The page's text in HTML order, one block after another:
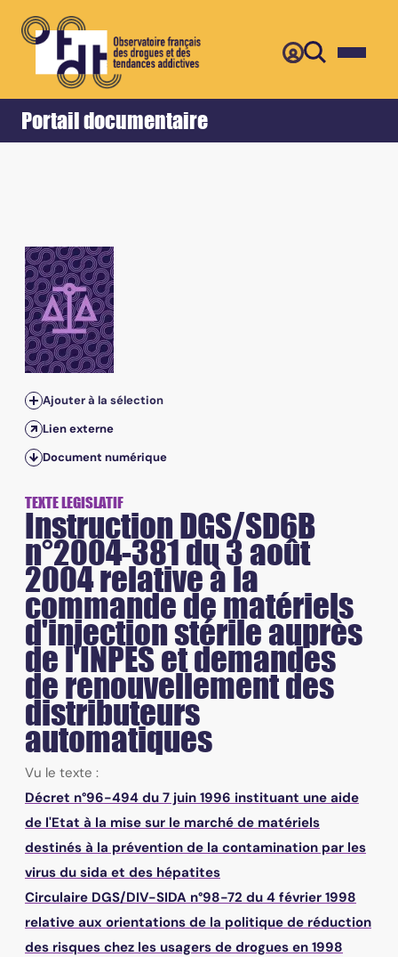
Portail documentaire
Accueil Retour
Ajouter à la sélection
Lien externe
Document numérique
TEXTE LEGISLATIF
Instruction DGS/SD6B
n°2004-381 du 3 août
2004 relative à la
commande de matériels
d'injection stérile auprès
de l'INPES et demandes
de renouvellement des
distributeurs
automatiques
Vu le texte :
Décret n°96-494 du 7 juin 1996 instituant une aide
de l'Etat à la mise sur le marché de matériels
destinés à la prévention de la contamination par les
virus du sida et des hépatites
Circulaire DGS/DIV-SIDA n°98-72 du 4 février 1998
relative aux orientations de la politique de réduction
des risques chez les usagers de drogues en 1998